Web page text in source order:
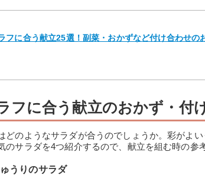
フに合う献立25選！副菜・おかずなど付け合わせの
フに合う献立のおかず・付
どのようなサラダが合うのでしょうか。彩がよ
のサラダを4つ紹介するので、献立を組む時の参
うりのサラダ